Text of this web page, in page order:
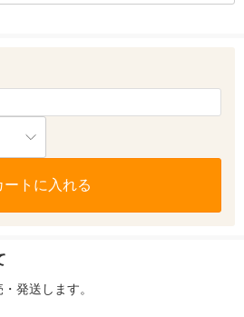
ートに入れる
発送します。